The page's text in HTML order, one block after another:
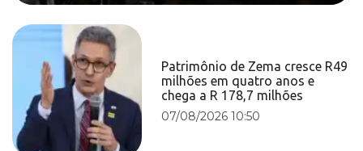
Patrimônio de Zema cresce R49
milhões em quatro anos e
chega a R 178,7 milhões
07/08/2026 10:50